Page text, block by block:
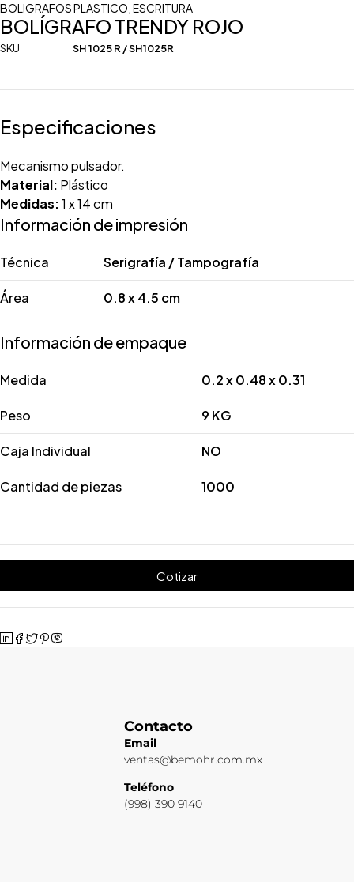
BOLIGRAFOS PLASTICO ESCRITURA
BOLÍGRAFO TRENDY ROJO
SKU SH 1025 R / SH1025R
Especificaciones
Mecanismo pulsador.
Material: Plástico
Medidas:1 x 14 cm
Información de impresión
Técnica Serigrafía / Tampografía
Área 0.8 x 4.5 cm
Información de empaque
Medida 0.2 x 0.48 x 0.31
Peso 9 KG
Caja Individual NO
Cantidad de piezas 1000
Cotizar
Contacto
Email
ventas@bemohr.com.mx
Teléfono
(998) 390 9140